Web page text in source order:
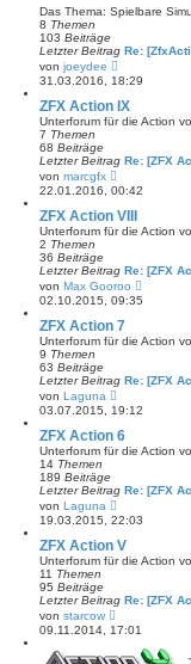
r
B
e
i
t
r
g
Das Thema: Spielbare
8 Themen
103 Beiträge
Letzter Beitrag Re:
von joeydee
e
u
e
s
B
i
r
a
31.03.2016, 18:29
ZFX Action IX
Unterforum für die Action
7 Themen
68 Beiträge
Letzter Beitrag Re: [ZFX
von marcgfx
e
u
e
s
t
B
e
i
r
a
22.01.2016, 00:42
ZFX Action VIII
Unterforum für die Action
2 Themen
36 Beiträge
Letzter Beitrag Re: [ZFX
von Max Gooroo
e
u
s
t
B
i
a
02.10.2015, 09:35
ZFX Action 7
Unterforum für die Action
9 Themen
63 Beiträge
Letzter Beitrag Re: [ZFX
von Laguna
e
u
e
s
t
B
i
r
a
03.07.2015, 19:12
ZFX Action 6
Unterforum für die Action
14 Themen
189 Beiträge
Letzter Beitrag Re: [ZFX
von Laguna
e
u
e
s
t
B
r
19.03.2015, 22:03
ZFX Action V
Unterforum für die Action
11 Themen
95 Beiträge
Letzter Beitrag Re: [ZFX
von starcow
e
u
09.11.2014, 17:01